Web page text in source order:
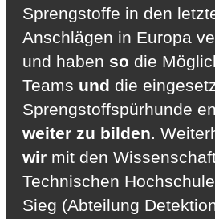
Sprengstoffe in den
Anschlägen in Europa
und haben so die
Teams und die
Sprengstoffspürhunde
weiter zu bilden.
wir mit den
Technischen
Sieg (Abteilung